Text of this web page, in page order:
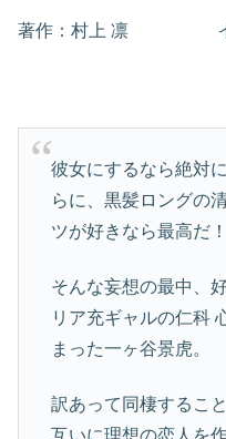
著作：村上 凛 イラ
彼女にするなら絶対
らに、黒髪ロングの
ツが好きなら最高だ！
そんな妄想の最中、
リア充ギャルの仁科
まった一ヶ谷景虎。
訳あって同棲するこ